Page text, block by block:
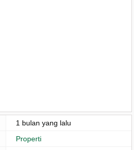
1 bulan yang lalu
Properti